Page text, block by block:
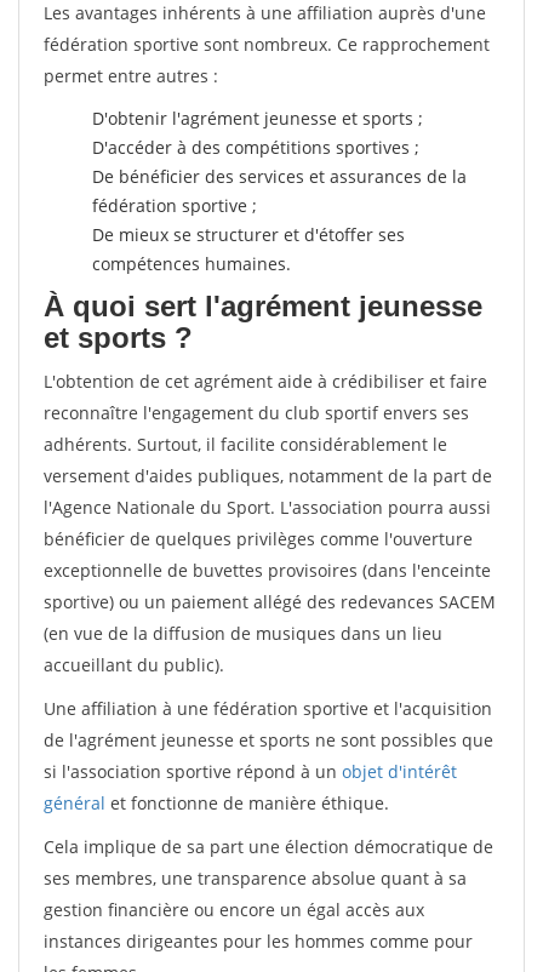
Les avantages inhérents à une affiliation auprès d'une
fédération sportive sont nombreux. Ce rapprochement
permet entre autres :
D'obtenir l'agrément jeunesse et sports ;
D'accéder à des compétitions sportives ;
De bénéficier des services et assurances de la
fédération sportive ;
De mieux se structurer et d'étoffer ses
compétences humaines.
À quoi sert l'agrément jeunesse
et sports ?
L'obtention de cet agrément aide à crédibiliser et faire
reconnaître l'engagement du club sportif envers ses
adhérents. Surtout, il facilite considérablement le
versement d'aides publiques, notamment de la part de
l'Agence Nationale du Sport. L'association pourra aussi
bénéficier de quelques privilèges comme l'ouverture
exceptionnelle de buvettes provisoires (dans l'enceinte
sportive) ou un paiement allégé des redevances SACEM
(en vue de la diffusion de musiques dans un lieu
accueillant du public).
Une affiliation à une fédération sportive et l'acquisition
de l'agrément jeunesse et sports ne sont possibles que
si l'association sportive répond à un objet d'intérêt
général et fonctionne de manière éthique.
Cela implique de sa part une élection démocratique de
ses membres, une transparence absolue quant à sa
gestion financière ou encore un égal accès aux
instances dirigeantes pour les hommes comme pour